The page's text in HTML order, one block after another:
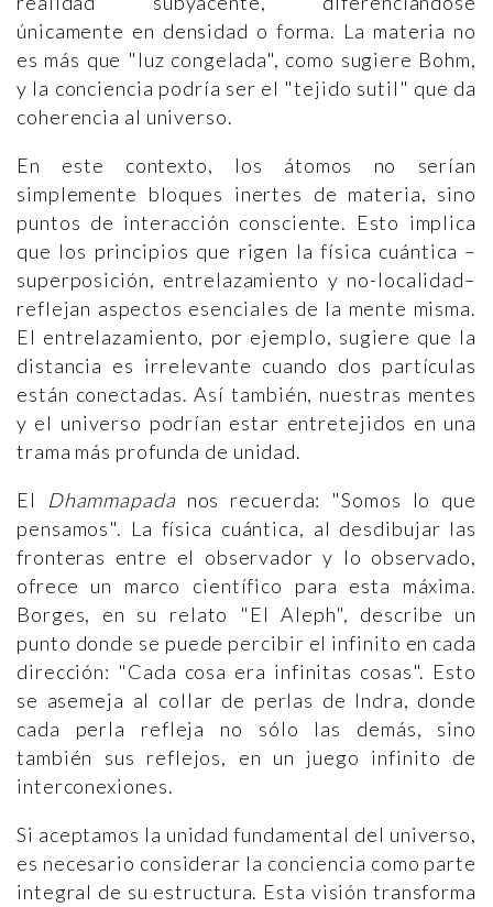
únicamente en densidad o forma. La materia no
es más que "luz congelada", como sugiere Bohm,
y la conciencia podría ser el "tejido sutil" que da
coherencia al universo.
En este contexto, los átomos no serían
simplemente bloques inertes de materia, sino
puntos de interacción consciente. Esto implica
que los principios que rigen la física cuántica –
superposición, entrelazamiento y no-localidad–
reflejan aspectos esenciales de la mente misma.
El entrelazamiento, por ejemplo, sugiere que la
distancia es irrelevante cuando dos partículas
están conectadas. Así también, nuestras mentes
y el universo podrían estar entretejidos en una
trama más profunda de unidad.
El
Dhammapada nos recuerda: "Somos lo que
pensamos". La física cuántica, al desdibujar las
fronteras entre el observador y lo observado,
ofrece un marco científico para esta máxima.
Borges, en su relato "El Aleph", describe un
punto donde se puede percibir el infinito en cada
dirección: "Cada cosa era infinitas cosas". Esto
se asemeja al collar de perlas de Indra, donde
cada perla refleja no sólo las demás, sino
también sus reflejos, en un juego infinito de
interconexiones.
Si aceptamos la unidad fundamental del universo,
es necesario considerar la conciencia como parte
integral de su estructura. Esta visión transforma